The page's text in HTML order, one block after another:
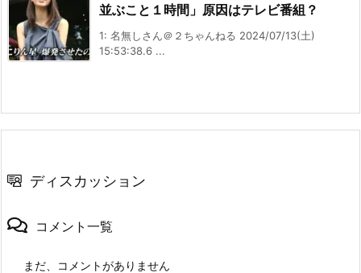
並ぶこと１時間」原因はテレビ番組？
1: 名無しさん＠２ちゃんねる 2024/07/13(土)
15:53:38.6 ...
ディスカッション
コメント一覧
まだ、コメントがありません